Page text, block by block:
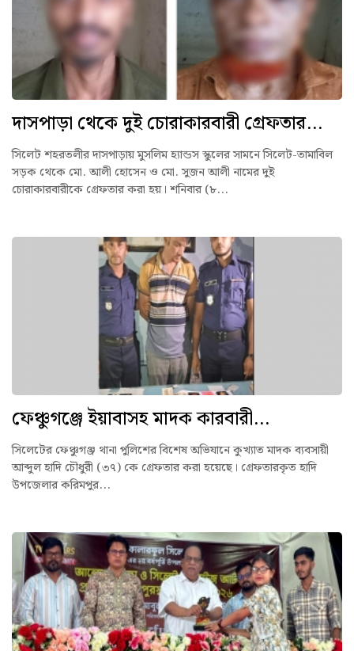
দাসপাড়া থেকে দুই চোরাকারবারী গ্রেফতার...
সিলেট শহরতলীর দাসপাড়ায় মুসলিম হ্যান্ডস স্কুলের সামনে সিলেট-তামাবিল
সড়ক থেকে মো. আলী হোসেন ও মো. সুজন আলী নামের দুই
চোরাকারবারীকে গ্রেফতার করা হয়। শনিবার (৮...
ফেঞ্চুগঞ্জে ইয়াবাসহ মাদক কারবারী...
সিলেটের ফেঞ্চুগঞ্জ থানা পুলিশের বিশেষ অভিযানে কুখ্যাত মাদক ব্যবসায়ী
আব্দুল হাদি চৌধুরী (৩৭) কে গ্রেফতার করা হয়েছে। গ্রেফতারকৃত হাদি
উপজেলার করিমপুর...